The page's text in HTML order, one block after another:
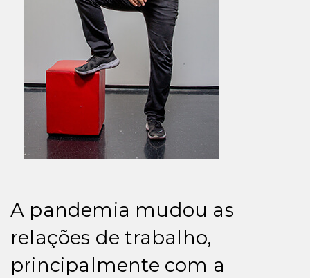
A pandemia mudou as
relações de trabalho,
principalmente com a